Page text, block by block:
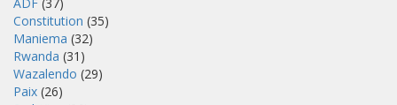
Constitution (35)
Maniema (32)
Rwanda (31)
Wazalendo (29)
Paix (26)